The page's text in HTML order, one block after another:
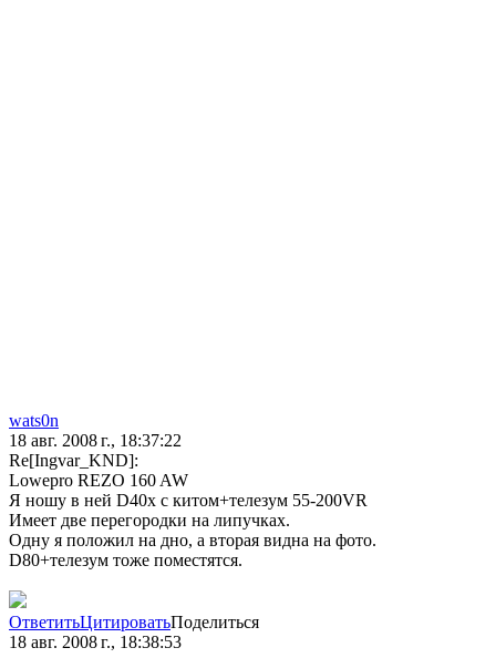
wats0n
18 авг. 2008 г., 18:37:22
Re[Ingvar_KND]:
Lowepro REZO 160 AW
Я ношу в ней D40x с китом+телезум 55-200VR
Имеет две перегородки на липучках.
Одну я положил на дно, а вторая видна на фото.
D80+телезум тоже поместятся.
ОтветитьЦитироватьПоделиться
18 авг. 2008 г., 18:38:53